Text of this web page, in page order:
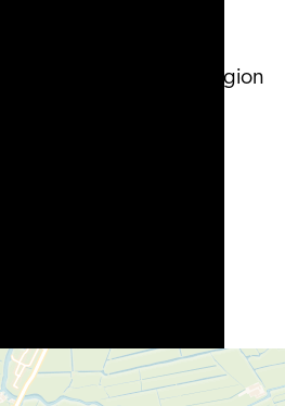
Entdecken Sie die Region